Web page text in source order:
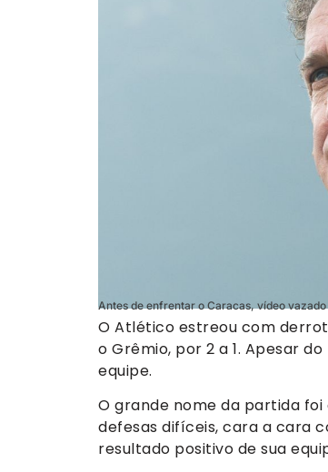
Antes de enfrentar o Caracas, vídeo
O Atlético estreou com
o Grêmio, por 2 a 1. Apesar
equipe.
O grande nome da partida foi
defesas difíceis, cara a cara
resultado positivo de sua